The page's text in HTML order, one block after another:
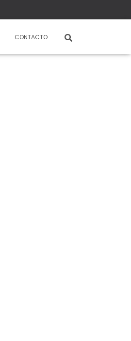
CONTACTO